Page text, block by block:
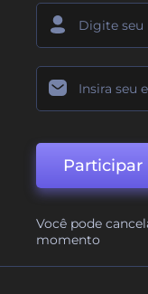
Participar
Você pode
momento